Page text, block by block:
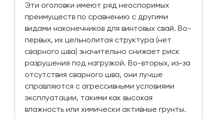
Эти оголовки имеют ряд неоспоримых
преимуществ по сравнению с другими
видами наконечников для винтовых свай. Во-
первых, их цельнолитая структура (нет
сварного шва) значительно снижает риск
разрушения под нагрузкой. Во-вторых, из-за
отсутствия сварного шва, они лучше
справляются с агрессивными условиями
эксплуатации, такими как высокая
влажность или химически активные грунты.